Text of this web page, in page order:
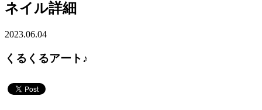
ネイル詳細
2023.06.04
くるくるアート♪